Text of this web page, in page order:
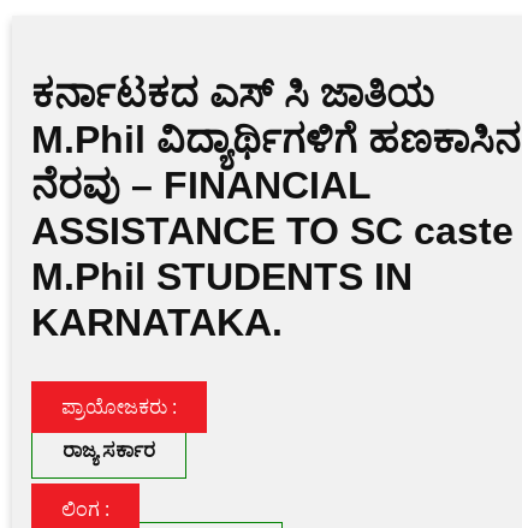
er e
b
o
o
k
s
A
p
p
l g
er
y
Li
n
k
gr
a
m
ಕರ್ನಾಟಕದ ಎಸ್ ಸಿ ಜಾತಿಯ
M.Phil ವಿದ್ಯಾರ್ಥಿಗಳಿಗೆ ಹಣಕಾಸಿನ
ನೆರವು – FINANCIAL
ASSISTANCE TO SC caste
M.Phil STUDENTS IN
KARNATAKA.
ಪ್ರಾಯೋಜಕರು :
ರಾಜ್ಯ ಸರ್ಕಾರ
ಲಿಂಗ :